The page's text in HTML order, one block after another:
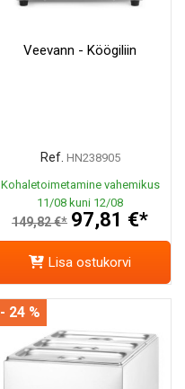
Veevann - Köögiliin
Ref. HN238905
Kohaletoimetamine vahemikus
11/08 kuni 12/08
149,82 €* 97,81 €*
Lisa ostukorvi
- 24 %